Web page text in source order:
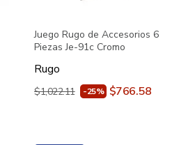
Juego Rugo de Accesorios 6
Piezas Je-91c Cromo
Rugo
$1,022.11 -25% $766.58